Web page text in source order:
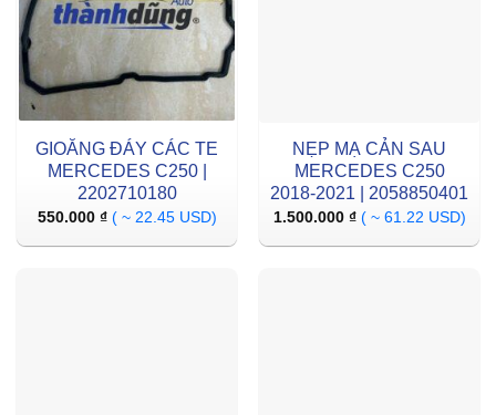
GIOĂNG ĐÁY CÁC TE
MERCEDES C250 |
2202710180
550.000 ₫ ( ~ 22.45 USD)
NẸP MẠ CẢN SAU
MERCEDES C250
2018-2021 | 2058850401
1.500.000 ₫ ( ~ 61.22 USD)